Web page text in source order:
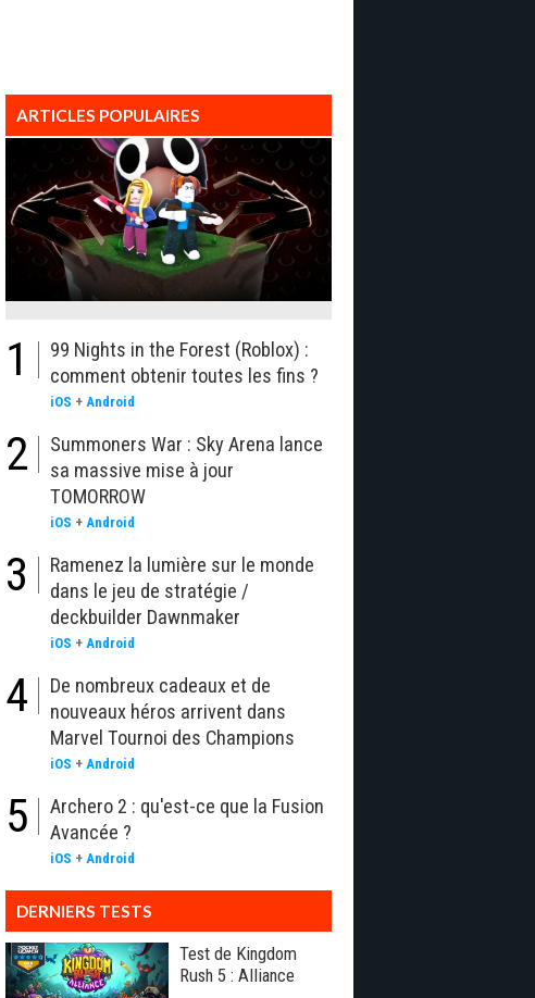
ARTICLES POPULAIRES
1
99 Nights in the Forest (Roblox) :
comment obtenir toutes les fins ?
iOS + Android
2
Summoners War : Sky Arena lance
sa massive mise à jour
TOMORROW
iOS + Android
3
Ramenez la lumière sur le monde
dans le jeu de stratégie /
deckbuilder Dawnmaker
iOS + Android
4
De nombreux cadeaux et de
nouveaux héros arrivent dans
Marvel Tournoi des Champions
iOS + Android
5
Archero 2 : qu'est-ce que la Fusion
Avancée ?
iOS + Android
DERNIERS TESTS
Test de Kingdom
Rush 5 : Alliance